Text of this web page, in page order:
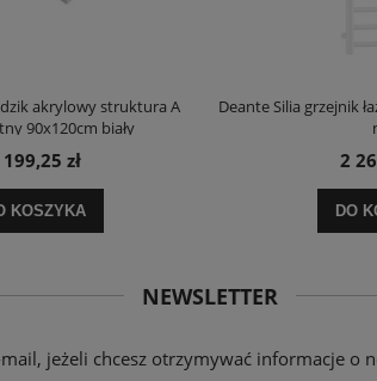
akrylowy struktura A
90x120cm biały
zł
KOSZYKA
Deante Silia grzejnik
2
DO
NEWSLETTER
jeżeli chcesz otrzymywać informacje o